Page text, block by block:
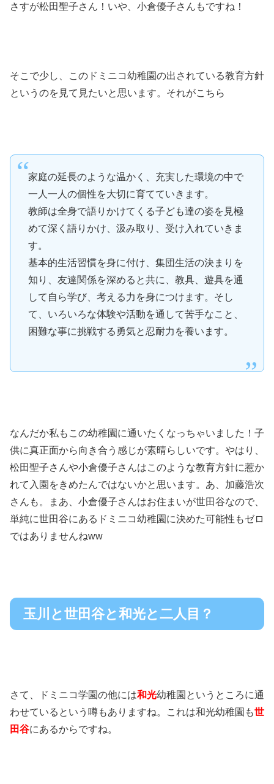
さすが松田聖子さん！いや、小倉優子さんもですね！
そこで少し、このドミニコ幼稚園の出されている教育方針
というのを見て見たいと思います。それがこちら
家庭の延長のような温かく、充実した環境の中で
一人一人の個性を大切に育てていきます。
教師は全身で語りかけてくる子ども達の姿を見極
めて深く語りかけ、汲み取り、受け入れていきま
す。
基本的生活習慣を身に付け、集団生活の決まりを
知り、友達関係を深めると共に、教具、遊具を通
して自ら学び、考える力を身につけます。そし
て、いろいろな体験や活動を通して苦手なこと、
困難な事に挑戦する勇気と忍耐力を養います。
なんだか私もこの幼稚園に通いたくなっちゃいました！子
供に真正面から向き合う感じが素晴らしいです。やはり、
松田聖子さんや小倉優子さんはこのような教育方針に惹か
れて入園をきめたんではないかと思います。あ、加藤浩次
さんも。まあ、小倉優子さんはお住まいが世田谷なので、
単純に世田谷にあるドミニコ幼稚園に決めた可能性もゼロ
ではありませんねww
玉川と世田谷と和光と二人目？
さて、ドミニコ学園の他には和光幼稚園というところに通
わせているという噂もありますね。これは和光幼稚園も世
田谷にあるからですね。